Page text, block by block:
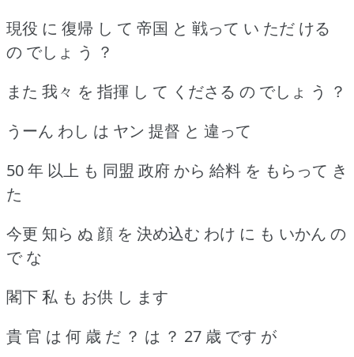
現役 に 復帰 し て 帝国 と 戦って い ただ ける
の でしょ う ？
また 我々 を 指揮 し て くださる の でしょ う ？
うーん わし は ヤン 提督 と 違って
50 年 以上 も 同盟 政府 から 給料 を もらって き
た
今更 知ら ぬ 顔 を 決め込む わけ に も いかん の
で な
閣下 私 も お供 し ます
貴 官 は 何 歳 だ ？ は ？ 27 歳 です が